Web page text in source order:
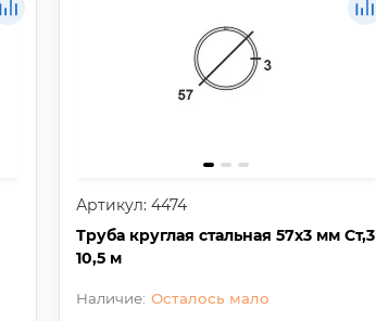
Артикул: 4474
Труба круглая стальная 57х3 мм Ст,3
10,5 м
Осталось мало